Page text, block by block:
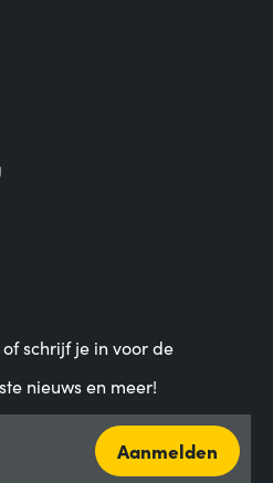
schrijf je in voor de
nieuws en meer!
Aanmelden